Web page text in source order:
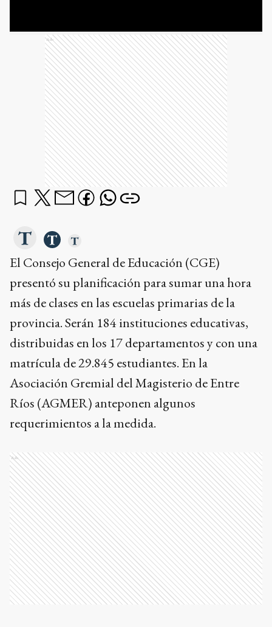
Ads
El Consejo General de Educación (CGE)
presentó su planificación para sumar una hora
más de clases en las escuelas primarias de la
provincia. Serán 184 instituciones educativas,
distribuidas en los 17 departamentos y con una
matrícula de 29.845 estudiantes. En la
Asociación Gremial del Magisterio de Entre
Ríos (AGMER) anteponen algunos
requerimientos a la medida.
Ads